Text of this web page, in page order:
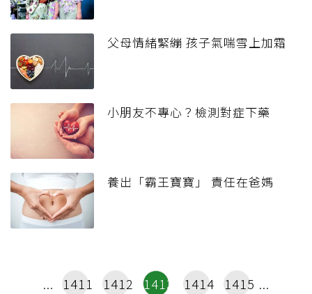
父母情緒緊繃 孩子氣喘雪上加霜
小朋友不專心？檢測對症下藥
養出「霸王寶寶」 責任在爸媽
1411 1412 1413 1414 1415